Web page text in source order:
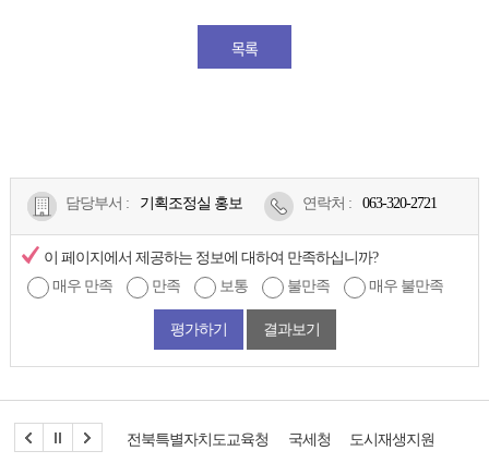
목록
담당부서 : 기획조정실 홍보 연락처 : 063-320-2721
이 페이지에서 제공하는 정보에 대하여 만족하십니까?
매우 만족
만족 보통 불만족 매우 불만족
평가하기 결과보기
전북특별자치도교육청 국세청 도시재생지원센터